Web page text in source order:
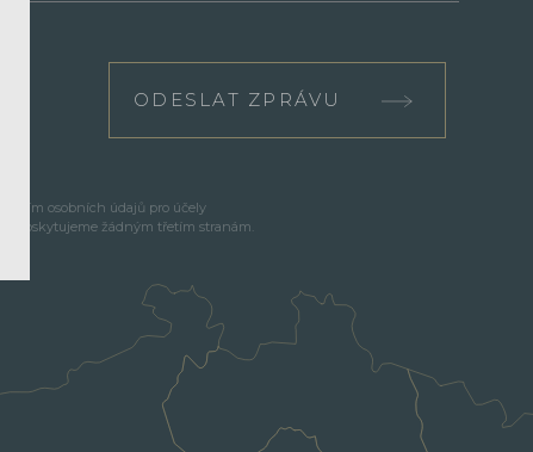
ODESLAT ZPRÁVU
osobních údajů pro účely
žádným třetím stranám.